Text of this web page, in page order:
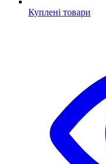
Куплені товари